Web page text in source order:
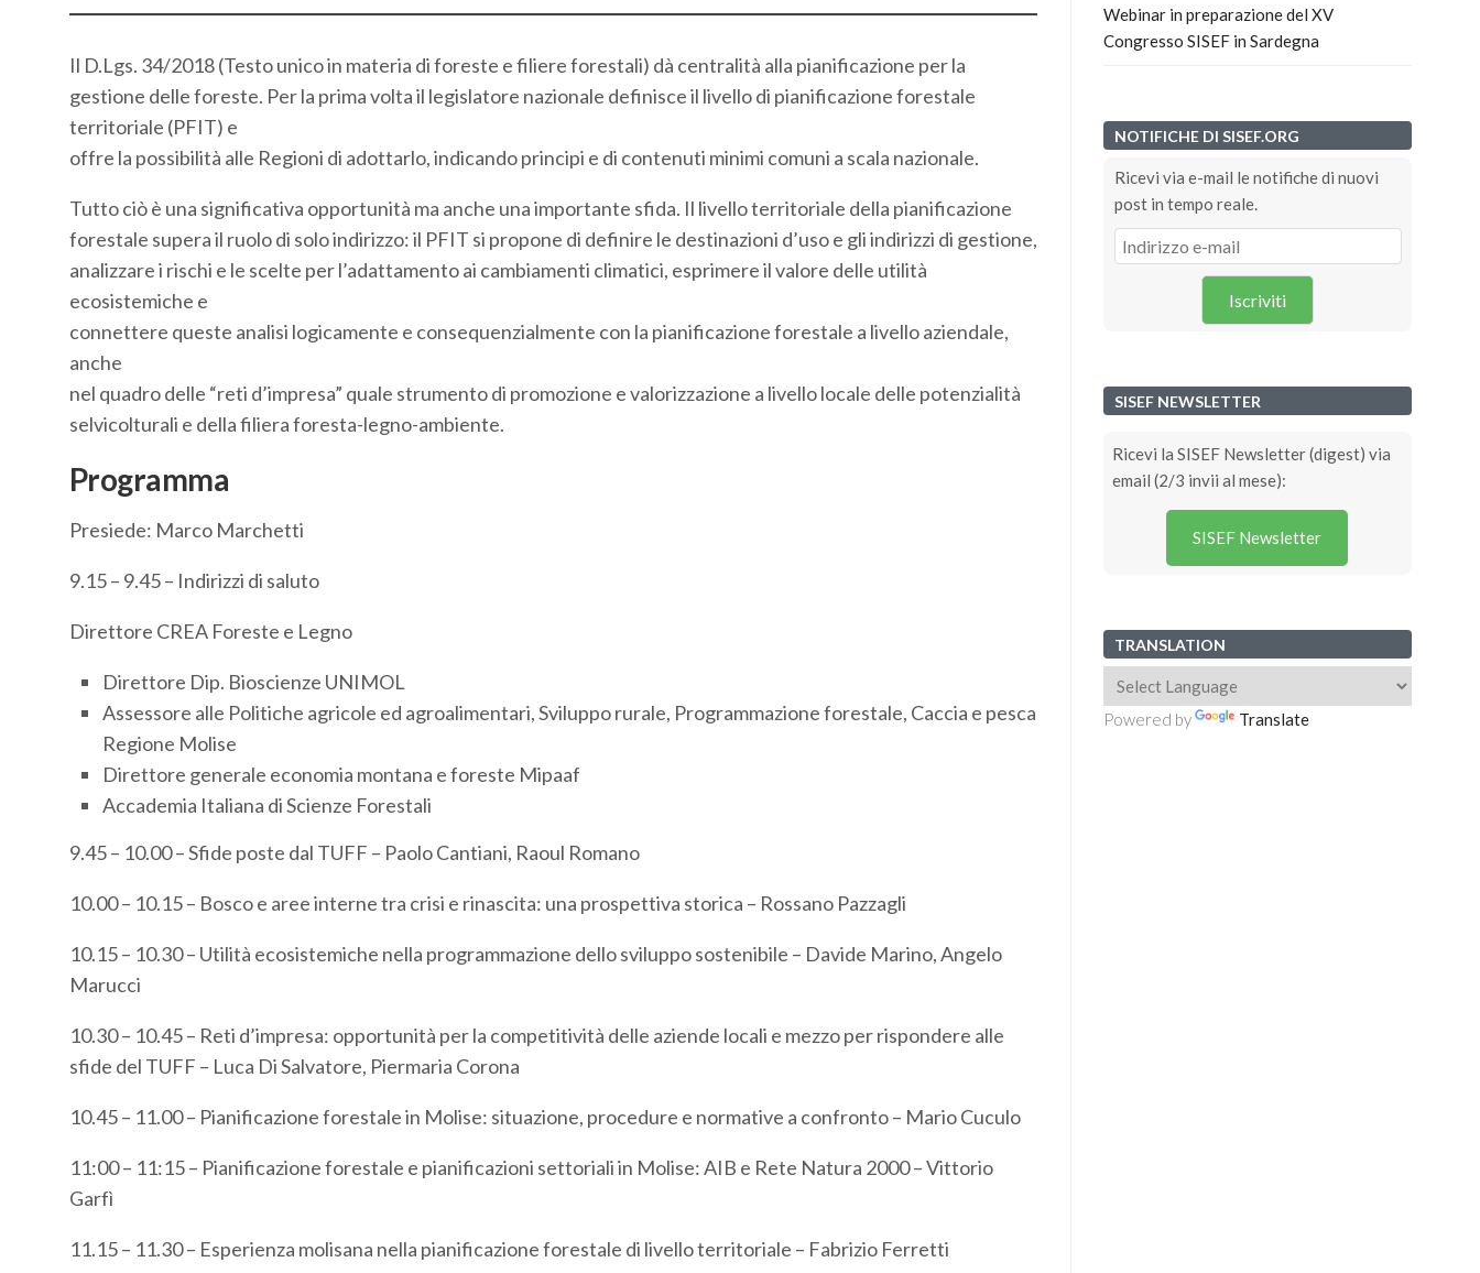
Il D.Lgs. 34/2018 (Testo unico in materia di foreste e filiere forestali) dà centralità alla pianificazione per la
gestione delle foreste. Per la prima volta il legislatore nazionale definisce il livello di pianificazione forestale
territoriale (PFIT) e
offre la possibilità alle Regioni di adottarlo, indicando principi e di contenuti minimi comuni a scala nazionale.
Tutto ciò è una significativa opportunità ma anche una importante sfida. Il livello territoriale della pianificazione
forestale supera il ruolo di solo indirizzo: il PFIT si propone di definire le destinazioni d’uso e gli indirizzi di gestione,
analizzare i rischi e le scelte per l’adattamento ai cambiamenti climatici, esprimere il valore delle utilità
ecosistemiche e
connettere queste analisi logicamente e consequenzialmente con la pianificazione forestale a livello aziendale,
anche
nel quadro delle “reti d’impresa” quale strumento di promozione e valorizzazione a livello locale delle potenzialità
selvicolturali e della filiera foresta-legno-ambiente.
Programma
Presiede: Marco Marchetti
9.15 – 9.45 – Indirizzi di saluto
Direttore CREA Foreste e Legno
Direttore Dip. Bioscienze UNIMOL
Assessore alle Politiche agricole ed agroalimentari, Sviluppo rurale, Programmazione forestale, Caccia e pesca
Regione Molise
Direttore generale economia montana e foreste Mipaaf
Accademia Italiana di Scienze Forestali
9.45 – 10.00 – Sfide poste dal TUFF – Paolo Cantiani, Raoul Romano
10.00 – 10.15 – Bosco e aree interne tra crisi e rinascita: una prospettiva storica – Rossano Pazzagli
10.15 – 10.30 – Utilità ecosistemiche nella programmazione dello sviluppo sostenibile – Davide Marino, Angelo
Marucci
10.30 – 10.45 – Reti d’impresa: opportunità per la competitività delle aziende locali e mezzo per rispondere alle
sfide del TUFF – Luca Di Salvatore, Piermaria Corona
10.45 – 11.00 – Pianificazione forestale in Molise: situazione, procedure e normative a confronto – Mario Cuculo
11:00 – 11:15 – Pianificazione forestale e pianificazioni settoriali in Molise: AIB e Rete Natura 2000 – Vittorio
Garfì
11.15 – 11.30 – Esperienza molisana nella pianificazione forestale di livello territoriale – Fabrizio Ferretti
Webinar in preparazione del XV
Congresso SISEF in Sardegna
NOTIFICHE DI SISEF.ORG
Ricevi via e-mail le notifiche di nuovi
post in tempo reale.
Iscriviti
SISEF NEWSLETTER
Ricevi la SISEF Newsletter (digest) via
email (2/3 invii al mese):
SISEF Newsletter
TRANSLATION
Powered by Translate